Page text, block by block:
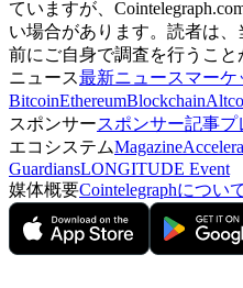
ていますが、
い場合があります。読者は
前にご自身で調査を行うこと
ニュース最新ニュースマーケ
BitcoinEthereumBlockchain
スポンサースポンサー記事プ
エコシステムMagazine
GuardiansLONGITUDE Event
媒体概要Cointelegraphについ